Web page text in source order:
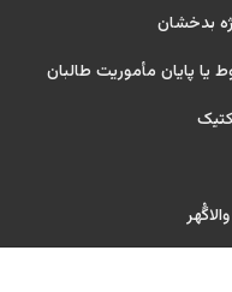
بدخشان
پایان مأموریت طالبان